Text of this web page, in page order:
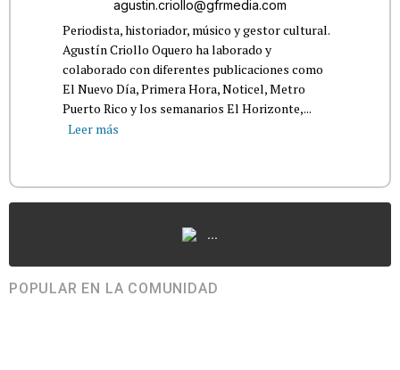
agustin.criollo@gfrmedia.com
Periodista, historiador, músico y gestor cultural.
Agustín Criollo Oquero ha laborado y
colaborado con diferentes publicaciones como
El Nuevo Día, Primera Hora, Noticel, Metro
Puerto Rico y los semanarios El Horizonte,...
Leer más
...
POPULAR EN LA COMUNIDAD